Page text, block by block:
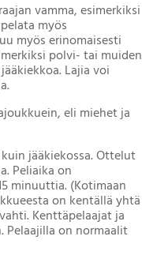
vamma, esimerkiksi
myös
myös erinomaisesti
polvi- tai muiden
Lajia voi
eli miehet ja
jääkiekossa. Ottelut
Peliaika on
minuuttia. (Kotimaan
on kentällä yhtä
Kenttäpelaajat ja
Pelaajilla on normaalit